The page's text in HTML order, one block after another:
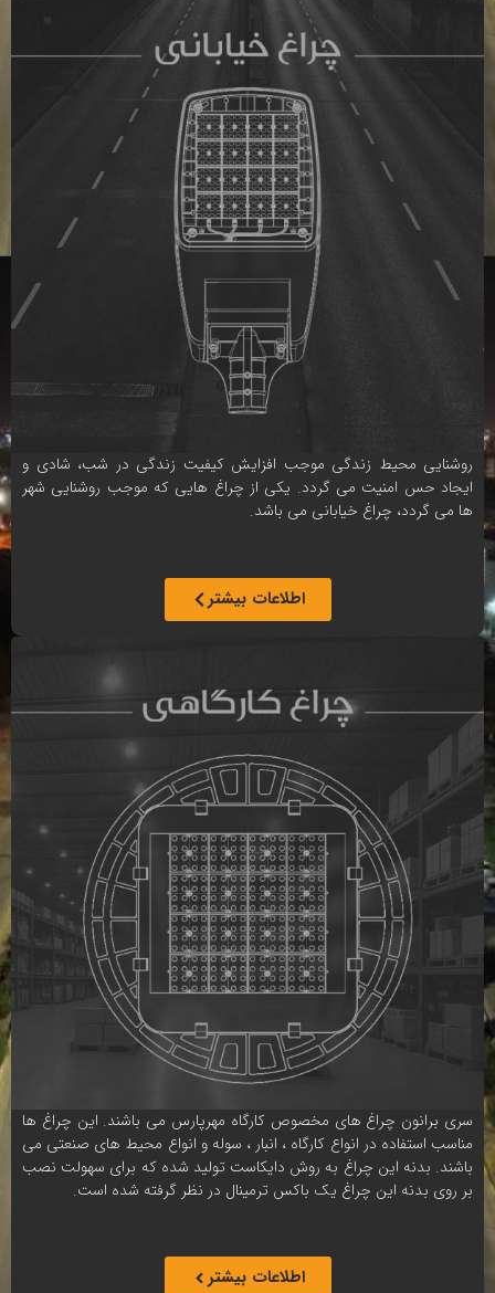
روشنایی محیط زندگی موجب افزایش کیفیت زندگی در شب، شادی و
ایجاد حس امنیت می گردد. یکی از چراغ هایی که موجب روشنایی شهر
ها می گردد، چراغ خیابانی می باشد.
اطلاعات بیشتر
سری برانون چراغ های مخصوص کارگاه مهرپارس می باشند. این چراغ ها
مناسب استفاده در انواع کارگاه ، انبار ، سوله و انواع محیط های صنعتی می
باشند. بدنه این چراغ به روش دایکاست تولید شده که برای سهولت نصب
بر روی بدنه این چراغ یک باکس ترمینال در نظر گرفته شده است.
اطلاعات بیشتر